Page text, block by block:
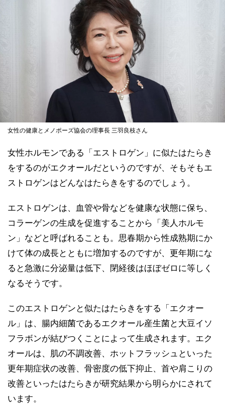
女性の健康とメノポーズ協会の理事長 三羽良枝さん
女性ホルモンである「エストロゲン」に似たはたらき
をするのがエクオールだというのですが、そもそもエ
ストロゲンはどんなはたらきをするのでしょう。
エストロゲンは、血管や骨などを健康な状態に保ち、
コラーゲンの生成を促進することから「美人ホルモ
ン」などと呼ばれることも。思春期から性成熟期にか
けて体の成長とともに増加するのですが、更年期にな
ると急激に分泌量は低下、閉経後はほぼゼロに等しく
なるそうです。
このエストロゲンと似たはたらきをする「エクオー
ル」は、腸内細菌であるエクオール産生菌と大豆イソ
フラボンが結びつくことによって生成されます。エク
オールは、肌の不調改善、ホットフラッシュといった
更年期症状の改善、骨密度の低下抑止、首や肩こりの
改善といったはたらきが研究結果から明らかにされて
います。